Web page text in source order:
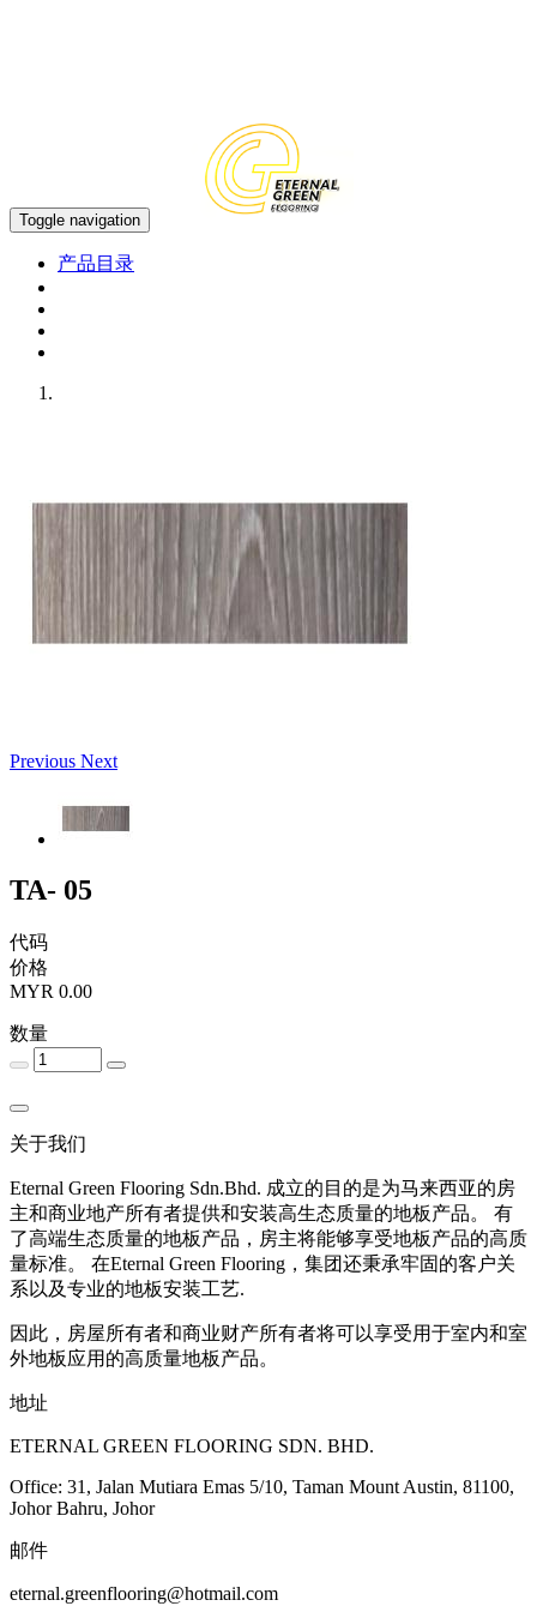
Toggle navigation
产品目录
Previous Next
TA- 05
代码
价格
MYR 0.00
数量
关于我们
Eternal Green Flooring Sdn.Bhd. 成立的目的是为马来西亚的房
主和商业地产所有者提供和安装高生态质量的地板产品。 有
了高端生态质量的地板产品，房主将能够享受地板产品的高质
量标准。 在Eternal Green Flooring，集团还秉承牢固的客户关
系以及专业的地板安装工艺.
因此，房屋所有者和商业财产所有者将可以享受用于室内和室
外地板应用的高质量地板产品。
地址
ETERNAL GREEN FLOORING SDN. BHD.
Office: 31, Jalan Mutiara Emas 5/10, Taman Mount Austin, 81100,
Johor Bahru, Johor
邮件
eternal.greenflooring@hotmail.com